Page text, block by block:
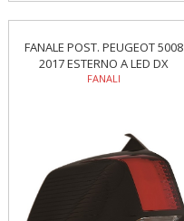
FANALE POST. PEUGEOT 5008
2017 ESTERNO A LED DX
FANALI